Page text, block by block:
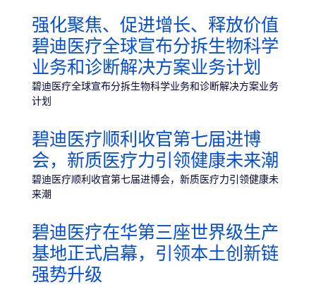
强化聚焦、促进增长、释放价值
碧迪医疗全球宣布分拆生物科学
业务和诊断解决方案业务计划
碧迪医疗全球宣布分拆生物科学业务和诊断解决方案业务
计划
碧迪医疗顺利收官第七届进博
会，新质医疗力引领健康未来潮
碧迪医疗顺利收官第七届进博会，新质医疗力引领健康未
来潮
碧迪医疗在华第三座世界级生产
基地正式启幕，引领本土创新链
强势升级